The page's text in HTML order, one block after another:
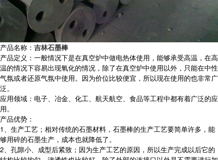
产品名称： 吉林石墨棒
产品定义：一般情况下是在真空炉中做电热体使用，能够承受高温，在高
温的情况下容易出现氧化的情况，除了在真空炉中使用以外，只能在中性
气氛或者还原气氛中使用。因为价位比较便宜，所以现在使用的也非常广
泛。
应用领域：电子、冶金、化工、航天航空、食品等工程中都有着广泛的应
用。
产品优势：
1、生产工艺；相对传统的石墨材料，石墨棒的生产工艺要简单许多，能
够用碎的石墨生产，成本也就降低了。
2、孔隙小、成型后紧致；因为生产工艺的原因，所以生产完成以后它的